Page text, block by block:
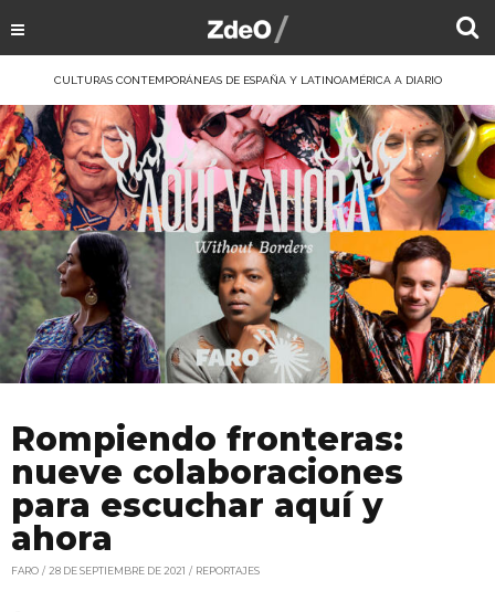
CULTURAS CONTEMPORÁNEAS DE ESPAÑA Y LATINOAMÉRICA A DIARIO
Rompiendo fronteras:
nueve colaboraciones
para escuchar aquí y
ahora
FARO 28 DE SEPTIEMBRE DE 2021 REPORTAJES